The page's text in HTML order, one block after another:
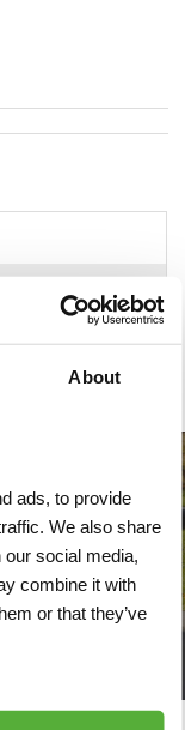
About
ads, to provide
We also share
social media,
combine it with
or that they’ve